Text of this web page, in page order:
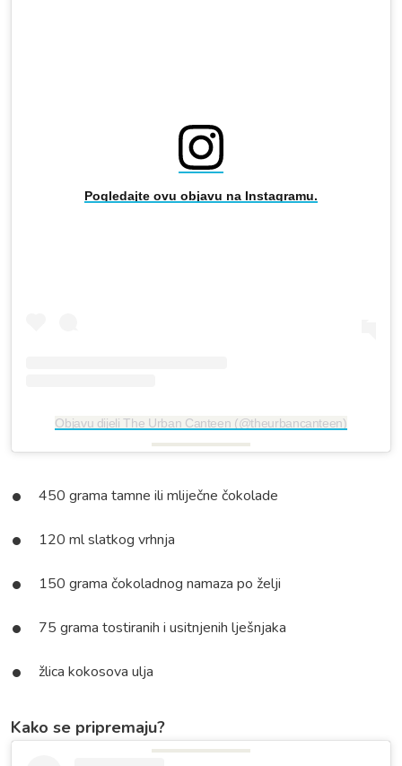
Pogledajte ovu objavu na Instagramu.
Objavu dijeli The Urban Canteen (@theurbancanteen)
450 grama tamne ili mliječne čokolade
120 ml slatkog vrhnja
150 grama čokoladnog namaza po želji
75 grama tostiranih i usitnjenih lješnjaka
žlica kokosova ulja
Kako se pripremaju?